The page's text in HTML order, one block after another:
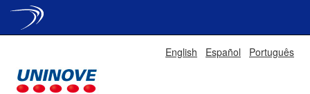
English Español Português